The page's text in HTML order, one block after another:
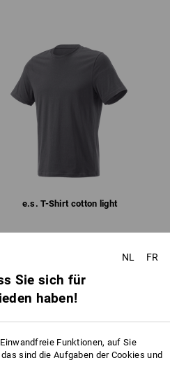
Maschinenwäsche 40 °C
Trocknen im Trockner schonend
Nicht trockenreinigen
bei der Größenwahl beachten:
e.s. T-Shirt cotton light
4
NL FR
Sie sich für
haben!
Funktionen, auf Sie
sind die Aufgaben der Cookies und